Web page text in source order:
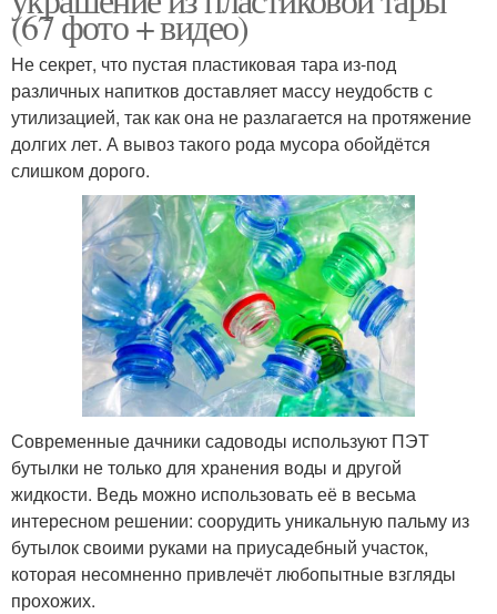
(67 фото + видео)
Не секрет, что пустая пластиковая тара из-под
различных напитков доставляет массу неудобств с
утилизацией, так как она не разлагается на протяжение
долгих лет. А вывоз такого рода мусора обойдётся
слишком дорого.
Современные дачники садоводы используют ПЭТ
бутылки не только для хранения воды и другой
жидкости. Ведь можно использовать её в весьма
интересном решении: соорудить уникальную пальму из
бутылок своими руками на приусадебный участок,
которая несомненно привлечёт любопытные взгляды
прохожих.